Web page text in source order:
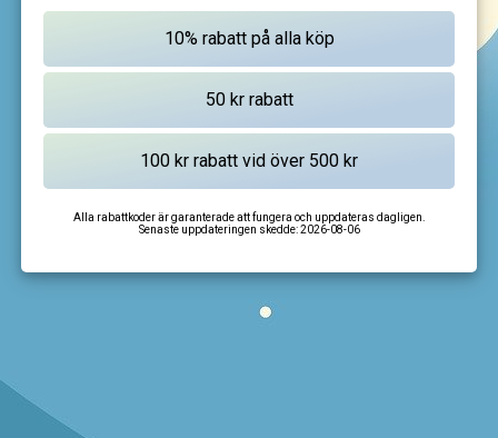
Alla rabattkoder är garanterade att fungera och uppdateras dagligen.
Senaste uppdateringen skedde:2026-08-06